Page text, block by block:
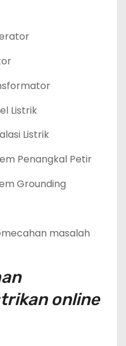
Listrik
Listrik
Penangkal Petir
Grounding
masalah
online